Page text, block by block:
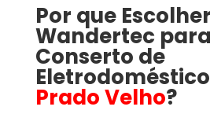
Por que
Wandertec
Conserto de
Prado Velho?